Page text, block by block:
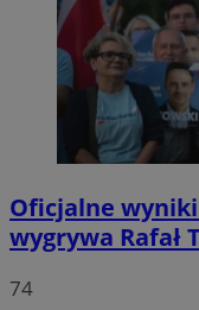
Oficjalne
wygrywa Rafał
74